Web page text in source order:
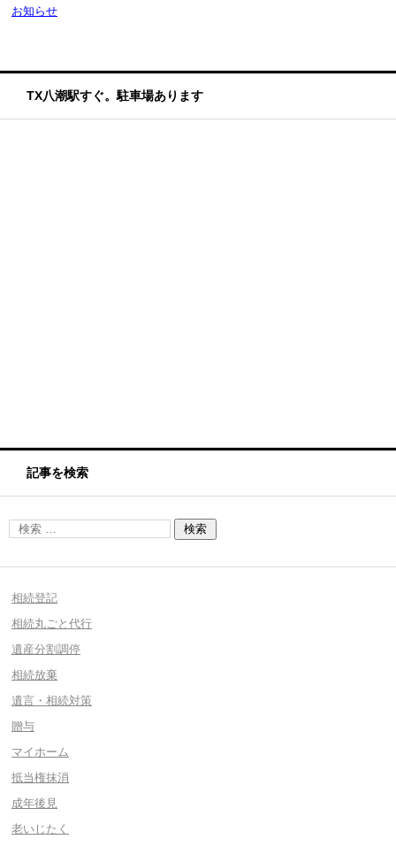
お知らせ
TX八潮駅すぐ。駐車場あります
記事を検索
相続登記
相続丸ごと代行
遺産分割調停
相続放棄
遺言・相続対策
贈与
マイホーム
抵当権抹消
成年後見
老いじたく